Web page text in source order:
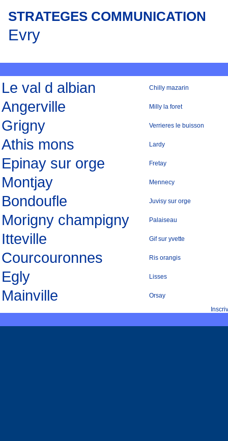
STRATEGES COMMUNICATION
Evry
Le val d albian Chilly mazarin
Angerville Milly la foret
Grigny Verrieres le buisson
Athis mons Lardy
Epinay sur orge Fretay
Montjay Mennecy
Bondoufle Juvisy sur orge
Morigny champigny Palaiseau
Itteville Gif sur yvette
Courcouronnes Ris orangis
Egly Lisses
Mainville
Orsay